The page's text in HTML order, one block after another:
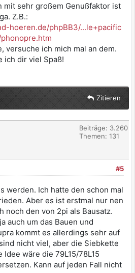
mit sehr großem Genußfaktor ist
Z.B.:
hoeren.de/phpBB3/...le+pacific
versuche ich mich mal an dem.
ich dir viel Spaß!
Zitieren
Beiträge: 3.260
Themen: 131
#5
werden. Ich hatte den schon mal
Aber es ist erstmal nur nen
noch den von 2pi als Bausatz.
auch um das Bauen und
kommt es allerdings sehr auf
nicht viel, aber die Siebkette
wäre die 79L15/78L15
Kann auf jeden Fall nicht